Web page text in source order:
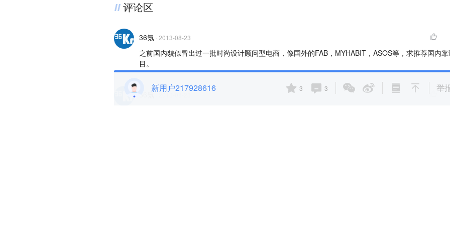
新用户217928616 3 3 举
评论区
36氪 · 2013-08-23
之前国内貌似冒出过一批时尚设计顾问型电商，像国外的FAB，MYHABIT，ASOS等，求推荐国内靠
目。
36氪 ·2013-08-23